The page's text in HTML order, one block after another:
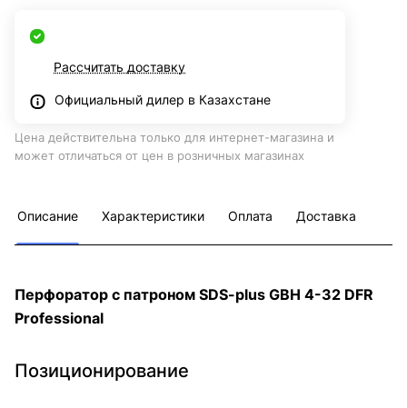
Рассчитать доставку
Официальный дилер в Казахстане
Цена действительна только для интернет-магазина и
может отличаться от цен в розничных магазинах
Описание Характеристики Оплата Доставка
Перфоратор с патроном SDS-plus GBH 4-32 DFR
Professional
Позиционирование